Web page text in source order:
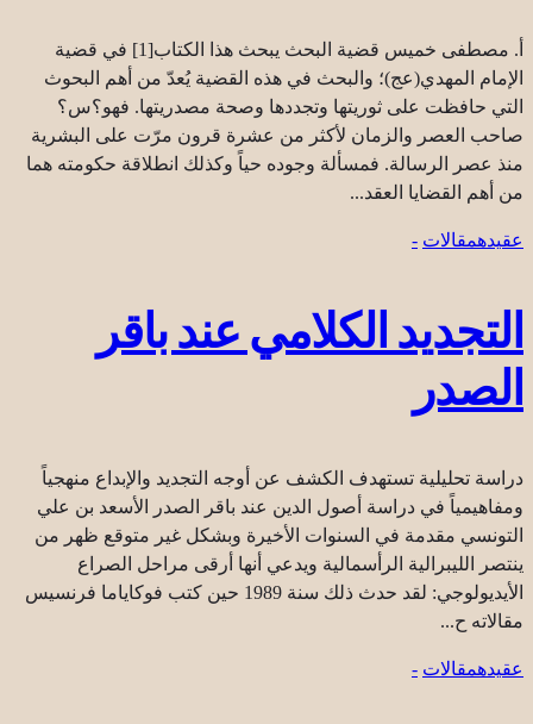
أ. مصطفى خميس قضية البحث يبحث هذا الكتاب[1] في قضية
الإمام المهدي(عج)؛ والبحث في هذه القضية يُعدّ من أهم البحوث
التي حافظت على ثوريتها وتجددها وصحة مصدريتها. فهو؟س؟
صاحب العصر والزمان لأكثر من عشرة قرون مرّت على البشرية
منذ عصر الرسالة. فمسألة وجوده حياً وكذلك انطلاقة حكومته هما
من أهم القضايا العقد...
عقیدهمقالات -
التجديد الكلامي عند باقر
الصدر
دراسة تحليلية تستهدف الكشف عن أوجه التجديد والإبداع منهجياً
ومفاهيمياً في دراسة أصول الدين عند باقر الصدر الأسعد بن علي
التونسي مقدمة في السنوات الأخيرة وبشكل غير متوقع ظهر من
ينتصر الليبرالية الرأسمالية ويدعي أنها أرقى مراحل الصراع
الأيديولوجي: لقد حدث ذلك سنة 1989 حين كتب فوكاياما فرنسيس
مقالاته ح...
عقیدهمقالات -